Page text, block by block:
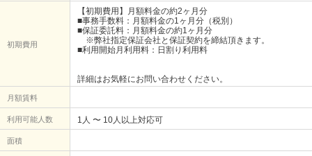
初期費用
【初期費用】月額料金の約2ヶ月分
■事務手数料：月額料金の1ヶ月分（税別）
■保証委託料：月額料金の約1ヶ月分
※弊社指定保証会社と保証契約を締結頂きます。
■利用開始月利用料：日割り利用料
詳細はお気軽にお問い合わせください。
月額賃料
利用可能人数 1人 〜 10人以上対応可
面積